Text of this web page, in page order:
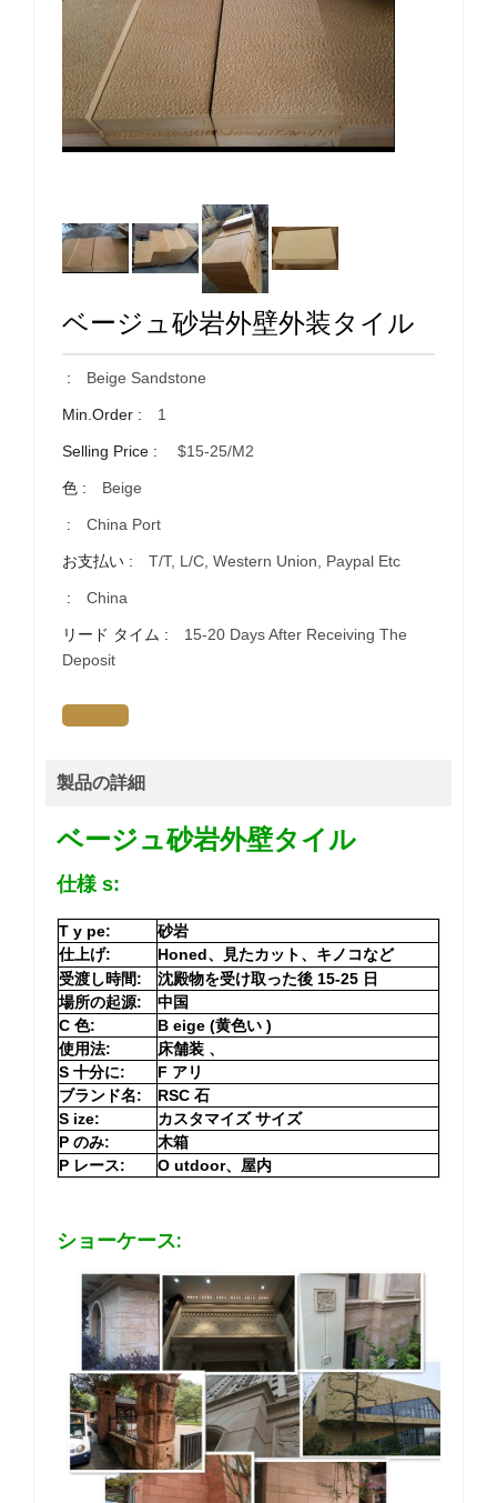
ベージュ砂岩外壁外装タイル
: Beige Sandstone
Min.Order : 1
Selling Price : $15-25/m2
色 : Beige
: China Port
お支払い : T/T, L/C, Western Union, Paypal Etc
: China
リード タイム :
15-20 Days After Receiving The
Deposit
製品の詳細
ベージュ砂岩外壁タイル
仕様 s:
T y pe:
砂岩
仕上げ:
Honed、見たカット、キノコなど
受渡し時間:
沈殿物を受け取った後 15-25 日
場所の起源:
中国
C 色: B eige (黄色い )
使用法:
床舗装 、
S 十分に: F アリ
ブランド名:
RSC 石
S ize:
カスタマイズ サイズ
P のみ:
木箱
P レース: O utdoor、屋内
ショーケース: